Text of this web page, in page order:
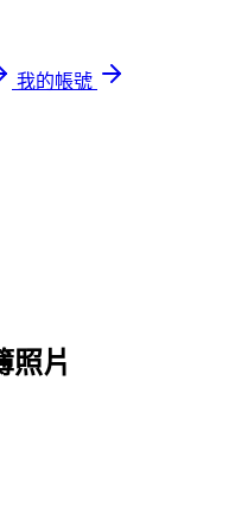
我的帳號
照片